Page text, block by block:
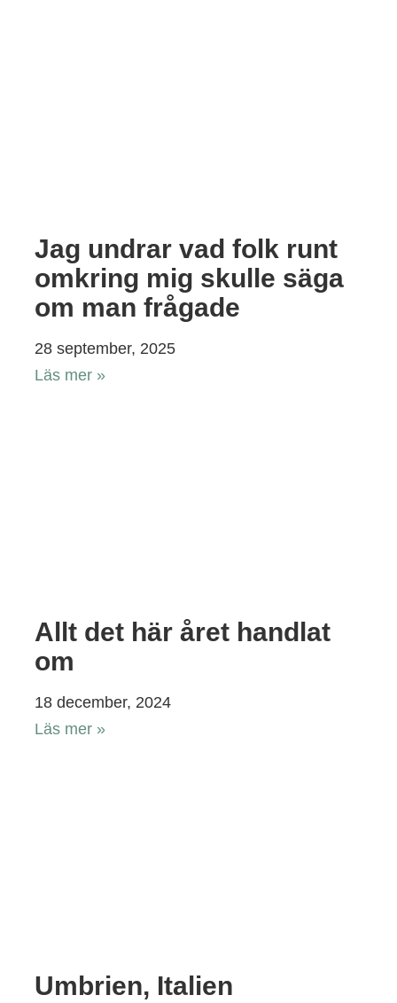
Jag undrar vad folk runt
omkring mig skulle säga
om man frågade
28 september, 2025
Läs mer »
Allt det här året handlat
om
18 december, 2024
Läs mer »
Umbrien, Italien